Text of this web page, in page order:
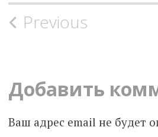
Post
Previous
Добавить
Ваш адрес email не будет